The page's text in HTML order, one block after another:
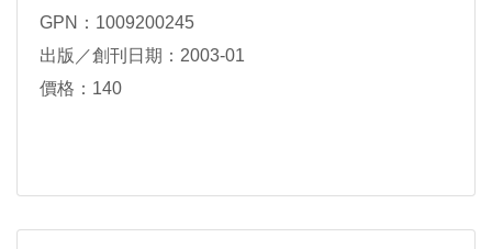
GPN：1009200245
出版／創刊日期：2003-01
價格：140